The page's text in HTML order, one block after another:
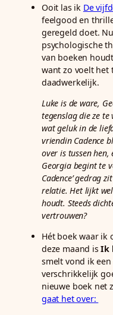
Ooit las ik De
feelgood en
geregeld doet.
psychologische
van boeken
want zo voelt het
daadwerkelijk.
Luke is de ware,
tegenslag die ze
wat geluk in de
vriendin Cadence
over is tussen
Georgia begint te
Cadence’ gedrag
relatie. Het lijkt
houdt. Steeds
vertrouwen?
Hét boek waar ik
deze maand isIk
smelt vond ik
verschrikkelijk
nieuwe boek net
gaat het over: